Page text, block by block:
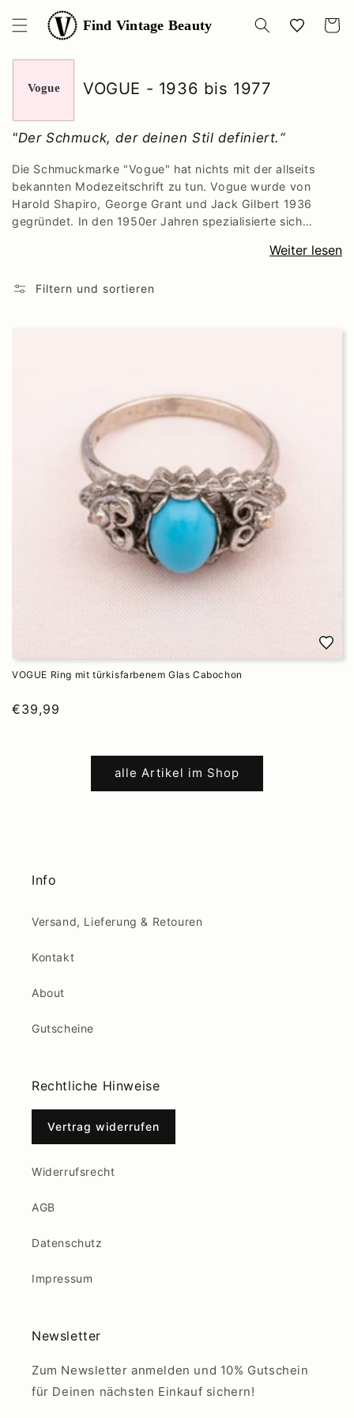
zum
Inhalt
Find Vintage Beauty Wishlist
Vogue VOGUE - 1936 bis 1977
"Der Schmuck, der deinen Stil definiert.“
Die Schmuckmarke "Vogue" hat nichts mit der allseits
bekannten Modezeitschrift zu tun. Vogue wurde von
Harold Shapiro, George Grant und Jack Gilbert 1936
gegründet. In den 1950er Jahren spezialisierte sich
aller Art. Ihre mehrfarbigen und mehrreihigen Halsketten
Zeit war die Marke bekannt für ihre vielen eleganten und
Weiter lesen
Filtern und sortieren
VOGUE Ring mit türkisfarbenem Glas Cabochon
€39,99
alle Artikel im Shop
Info
Versand, Lieferung & Retouren
Kontakt
About
Gutscheine
Rechtliche Hinweise
Vertrag widerrufen
Widerrufsrecht
AGB
Datenschutz
Impressum
Newsletter
Zum Newsletter anmelden und 10% Gutschein
für Deinen nächsten Einkauf sichern!